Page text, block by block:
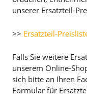
unserer Ersatzteil-
>> Ersatzteil-
Falls Sie weitere
unserem Online-
sich bitte an Ihren
Formular für